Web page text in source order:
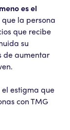
es el
la persona
que recibe
su
de aumentar
estigma que
con TMG